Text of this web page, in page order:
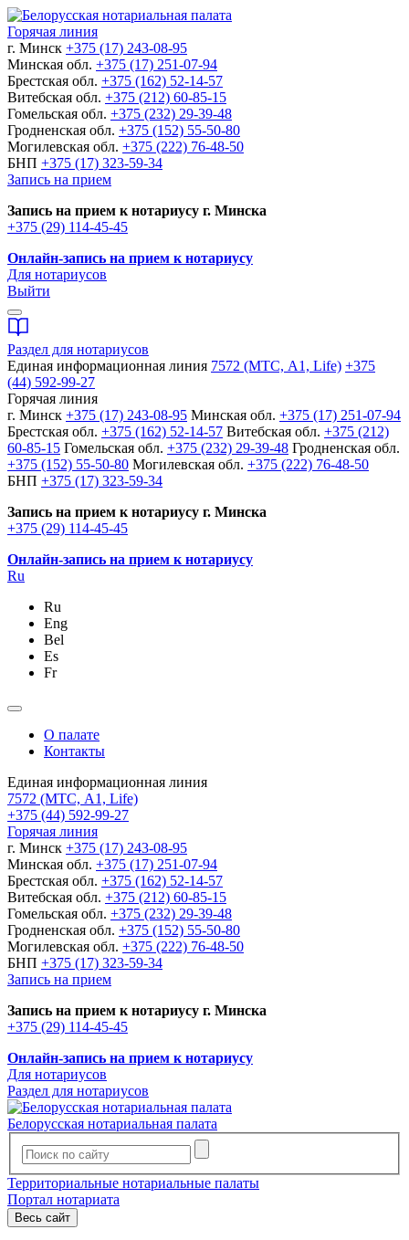
Горячая линия
г. Минск +375 (17) 243-08-95
Минская обл. +375 (17) 251-07-94
Брестская обл. +375 (162) 52-14-57
Витебская обл. +375 (212) 60-85-15
Гомельская обл. +375 (232) 29-39-48
Гродненская обл. +375 (152) 55-50-80
Могилевская обл. +375 (222) 76-48-50
БНП +375 (17) 323-59-34
Запись на прием
Запись на прием к нотариусу г. Минска
+375 (29) 114-45-45
Онлайн-запись на прием к нотариусу
Для нотариусов
Выйти
Раздел для нотариусов
Единая информационная линия 7572 (МТС, A1, Life) +375
(44) 592-99-27
Горячая линия
г. Минск +375 (17) 243-08-95 Минская обл. +375 (17) 251-07-94
Брестская обл. +375 (162) 52-14-57 Витебская обл. +375 (212)
60-85-15 Гомельская обл. +375 (232) 29-39-48 Гродненская обл.
+375 (152) 55-50-80 Могилевская обл. +375 (222) 76-48-50
БНП +375 (17) 323-59-34
Запись на прием к нотариусу г. Минска
+375 (29) 114-45-45
Онлайн-запись на прием к нотариусу
Ru
Ru
Eng
Bel
Es
Fr
О палате
Контакты
Единая информационная линия
7572 (МТС, A1, Life)
+375 (44) 592-99-27
Горячая линия
г. Минск +375 (17) 243-08-95
Минская обл. +375 (17) 251-07-94
Брестская обл. +375 (162) 52-14-57
Витебская обл. +375 (212) 60-85-15
Гомельская обл. +375 (232) 29-39-48
Гродненская обл. +375 (152) 55-50-80
Могилевская обл. +375 (222) 76-48-50
БНП +375 (17) 323-59-34
Запись на прием
Запись на прием к нотариусу г. Минска
+375 (29) 114-45-45
Онлайн-запись на прием к нотариусу
Для нотариусов
Раздел для нотариусов
Белорусская нотариальная палата
Территориальные нотариальные палаты
Портал нотариата
Весь сайт